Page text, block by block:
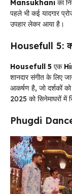
Mansukhani का
पहले भी कई यादगार
उपहार लेकर आया है।
Housefull 5:
Housefull 5 एक
शानदार संगीत के लिए
आकर्षण है, जो दर्शकों
2025 को सिनेमाघरों में
Phugdi